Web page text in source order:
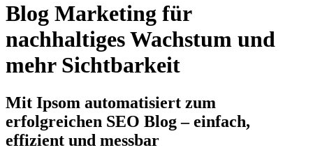
Blog Marketing für
nachhaltiges Wachstum und
mehr Sichtbarkeit
Mit Ipsom automatisiert zum
erfolgreichen SEO Blog – einfach,
effizient und messbar